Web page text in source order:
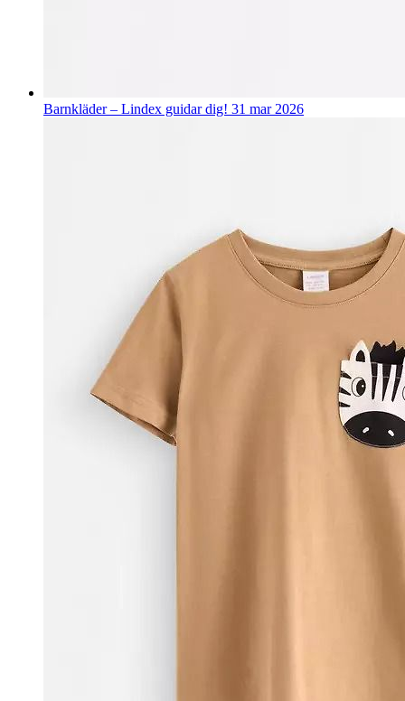
Barnkläder – Lindex guidar dig! 31 mar 2026